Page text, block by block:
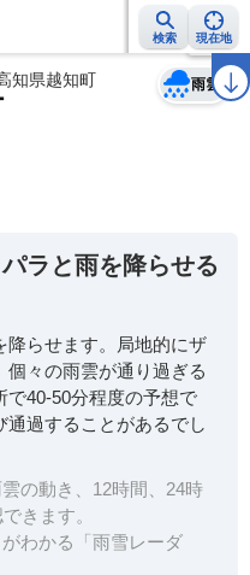
検索 現在地
警報・注意報 2週間天気 ラ
知県越知町 雨雲
天気 台風
ラと雨を降らせる
降らせます。局地的にザ
々の雨雲が通り過ぎる
で40-50分程度の予想で
過することがあるでし
の動き、12時間、24時
きます。
わかる「雨雪レーダ